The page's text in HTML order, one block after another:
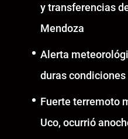
y transferencias
Mendoza
Alerta
duras
Fuerte terremoto
Uco, ocurrió